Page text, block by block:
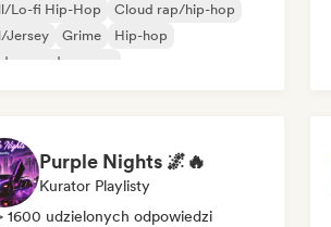
Lo-fi Hip-Hop
Cloud rap/hip-hop
Jersey
Grime
Hip-hop
rap
Purple Nights 🌌🔥
Kurator Playlisty
1600 udzielonych odpowiedzi